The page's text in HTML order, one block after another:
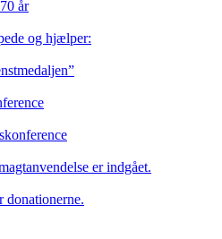
år
og hjælper:
er indgået.
donationerne.